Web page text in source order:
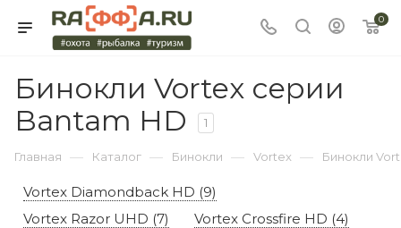
0
Бинокли Vortex серии
Bantam HD
1
Главная — Каталог — Бинокли — Vortex — Бинокли
Vortex Diamondback HD (9)
Vortex Razor UHD (7)
Vortex Crossfire HD (4)